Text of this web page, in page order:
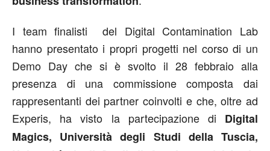
I team finalisti del Digital Contamination Lab
hanno presentato i propri progetti nel corso di un
Demo Day che si è svolto il 28 febbraio alla
presenza di una commissione composta dai
rappresentanti dei partner coinvolti e che, oltre ad
Experis, ha visto la partecipazione di Digital
Magics, Università degli Studi della Tuscia,